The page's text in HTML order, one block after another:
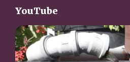
YouTube